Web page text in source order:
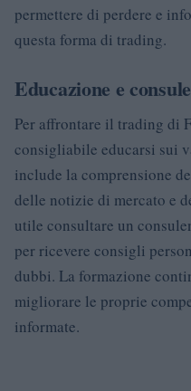
permettere di perdere e
questa forma di trading.
Educazione e
Per affrontare il trading di
consigliabile educarsi sui
include la comprensione
delle notizie di mercato e
utile consultare un
per ricevere consigli
dubbi. La formazione
migliorare le proprie
informate.